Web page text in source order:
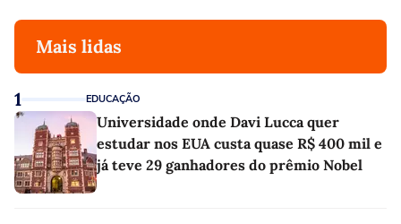
Mais lidas
1 EDUCAÇÃO
Universidade onde Davi Lucca quer
estudar nos EUA custa quase R$ 400 mil e
já teve 29 ganhadores do prêmio Nobel